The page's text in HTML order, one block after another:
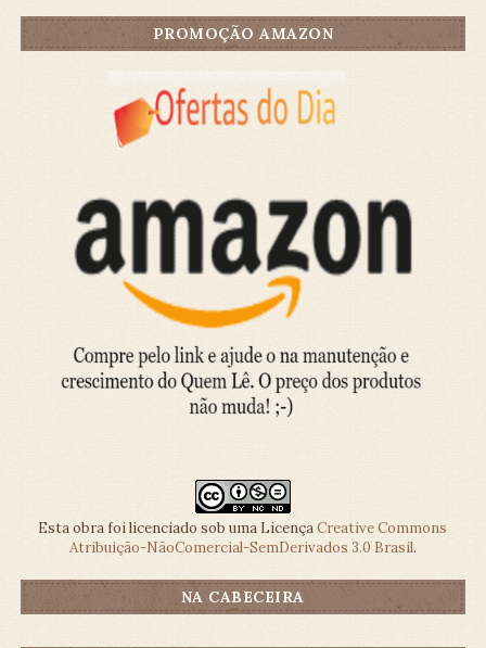
PROMOÇÃO AMAZON
Esta obra foi licenciado sob uma LicençaCreative Commons
Atribuição-NãoComercial-SemDerivados 3.0 Brasil.
NA CABECEIRA